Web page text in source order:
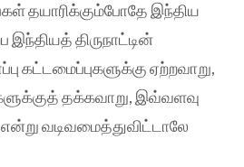
தயாரிக்கும்போதே இந்திய
திருநாட்டின்
கட்டமைப்புகளுக்கு ஏற்றவாறு,
தக்கவாறு, இவ்வளவு
வடிவமைத்துவிட்டாலே